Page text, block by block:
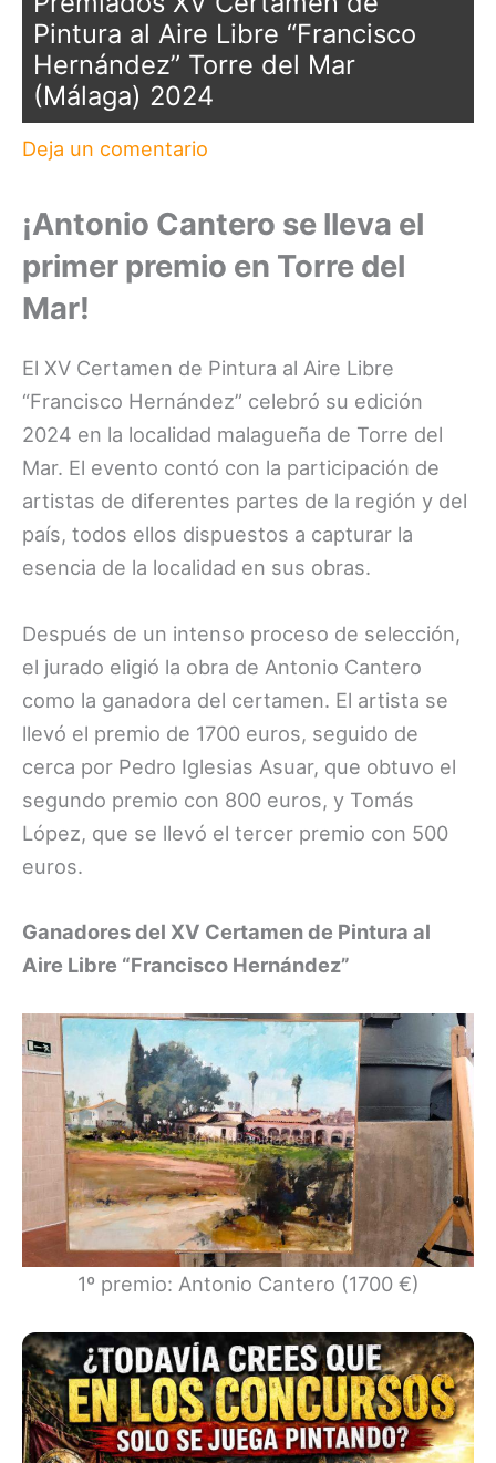
Pintura al Aire Libre “Francisco
Hernández” Torre del Mar
(Málaga) 2024
Deja un comentario
¡Antonio Cantero se lleva el
primer premio en Torre del
Mar!
El XV Certamen de Pintura al Aire Libre
“Francisco Hernández” celebró su edición
2024 en la localidad malagueña de Torre del
Mar. El evento contó con la participación de
artistas de diferentes partes de la región y del
país, todos ellos dispuestos a capturar la
esencia de la localidad en sus obras.
Después de un intenso proceso de selección,
el jurado eligió la obra de Antonio Cantero
como la ganadora del certamen. El artista se
llevó el premio de 1700 euros, seguido de
cerca por Pedro Iglesias Asuar, que obtuvo el
segundo premio con 800 euros, y Tomás
López, que se llevó el tercer premio con 500
euros.
Ganadores del XV Certamen de Pintura al
Aire Libre “Francisco Hernández”
1º premio: Antonio Cantero (1700 €)